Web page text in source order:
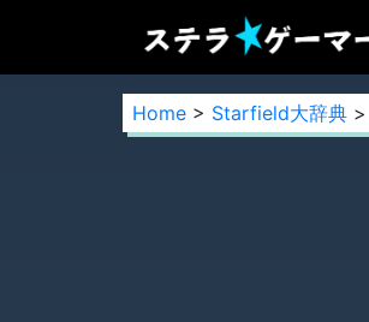
Home > Starfield大辞典